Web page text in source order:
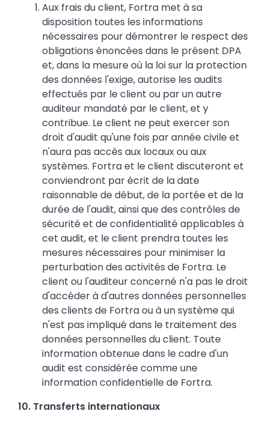
Aux frais du client, Fortra met à sa
disposition toutes les informations
nécessaires pour démontrer le respect des
obligations énoncées dans le présent DPA
et, dans la mesure où la loi sur la protection
des données l'exige, autorise les audits
effectués par le client ou par un autre
auditeur mandaté par le client, et y
contribue. Le client ne peut exercer son
droit d'audit qu'une fois par année civile et
n'aura pas accès aux locaux ou aux
systèmes. Fortra et le client discuteront et
conviendront par écrit de la date
raisonnable de début, de la portée et de la
durée de l'audit, ainsi que des contrôles de
sécurité et de confidentialité applicables à
cet audit, et le client prendra toutes les
mesures nécessaires pour minimiser la
perturbation des activités de Fortra. Le
client ou l'auditeur concerné n'a pas le droit
d'accéder à d'autres données personnelles
des clients de Fortra ou à un système qui
n'est pas impliqué dans le traitement des
données personnelles du client. Toute
information obtenue dans le cadre d'un
audit est considérée comme une
information confidentielle de Fortra.
10. Transferts internationaux